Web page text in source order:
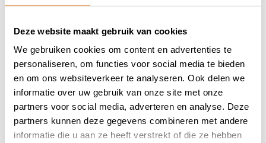
Deze website maakt gebruik van cookies
We gebruiken cookies om content en advertenties te
personaliseren, om functies voor social media te bieden
en om ons websiteverkeer te analyseren. Ook delen we
informatie over uw gebruik van onze site met onze
partners voor social media, adverteren en analyse. Deze
partners kunnen deze gegevens combineren met andere
informatie die u aan ze heeft verstrekt of die ze hebben
Lakstift zilver
Op voorraad
14,95
12,45
(0)
Spuitvet wit
Op voorraad
21,14